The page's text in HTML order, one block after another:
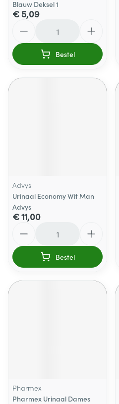
Blauw Deksel 1
€ 5,09
Bestel
Advys
Urinaal Economy Wit Man
Advys
€ 11,00
Bestel
Pharmex
Pharmex Urinaal Dames